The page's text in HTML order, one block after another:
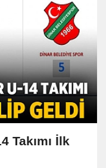
Takımı İlk